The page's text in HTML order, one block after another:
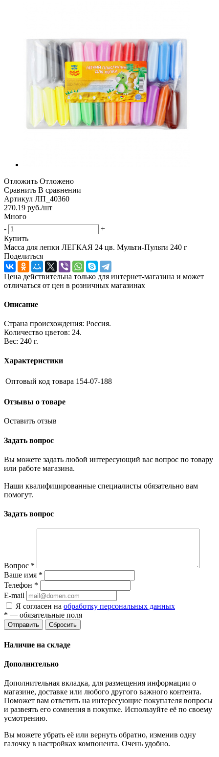
Отложить Отложено
Сравнить В сравнении
Артикул ЛП_40360
270.19 руб./шт
Много
-
+
Купить
Масса для лепки ЛЕГКАЯ 24 цв. Мульти-Пульти 240 г
Поделиться
Цена действительна только для интернет-магазина и может
отличаться от цен в розничных магазинах
Описание
Страна происхождения: Россия.
Количество цветов: 24.
Вес: 240 г.
Характеристики
Оптовый код товара 154-07-188
Отзывы о товаре
Оставить отзыв
Задать вопрос
Вы можете задать любой интересующий вас вопрос по товару
или работе магазина.
Наши квалифицированные специалисты обязательно вам
помогут.
Задать вопрос
Вопрос *
Ваше имя *
Телефон *
E-mail
Я согласен на обработку персональных данных
* — обязательные поля
Отправить Сбросить
Наличие на складе
Дополнительно
Дополнительная вкладка, для размещения информации о
магазине, доставке или любого другого важного контента.
Поможет вам ответить на интересующие покупателя вопросы
и развеять его сомнения в покупке. Используйте её по своему
усмотрению.
Вы можете убрать её или вернуть обратно, изменив одну
галочку в настройках компонента. Очень удобно.